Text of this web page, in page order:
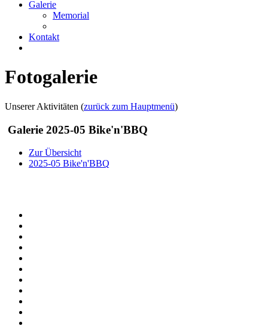
Galerie
Memorial
Kontakt
Fotogalerie
Unserer Aktivitäten (zurück zum Hauptmenü)
Galerie 2025-05 Bike'n'BBQ
Zur Übersicht
2025-05 Bike'n'BBQ